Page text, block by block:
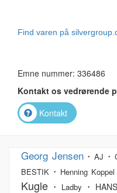
Find varen på
Emne nummer: 336486
Kontakt os vedrørende
Kontakt
Georg Jensen・AJ ・
BESTIK ・ Henning Koppel
Kugle ・ Ladby ・